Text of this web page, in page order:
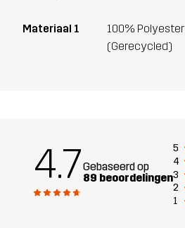
Materiaal 1
100% Polyester
(Gerecycled)
4.7Gebaseerd op
89 beoordelingen
5
4
3
2
1